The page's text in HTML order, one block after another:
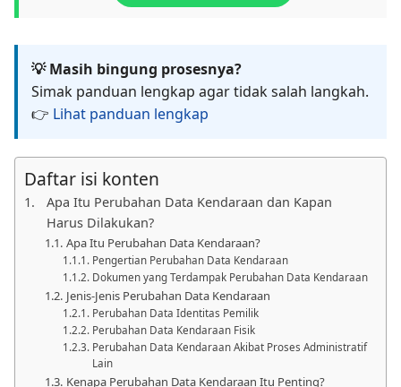
💡 Masih bingung prosesnya?
Simak panduan lengkap agar tidak salah langkah.
👉 Lihat panduan lengkap
Daftar isi konten
Apa Itu Perubahan Data Kendaraan dan Kapan
Harus Dilakukan?
Apa Itu Perubahan Data Kendaraan?
Pengertian Perubahan Data Kendaraan
Dokumen yang Terdampak Perubahan Data Kendaraan
Jenis-Jenis Perubahan Data Kendaraan
Perubahan Data Identitas Pemilik
Perubahan Data Kendaraan Fisik
Perubahan Data Kendaraan Akibat Proses Administratif
Lain
Kenapa Perubahan Data Kendaraan Itu Penting?